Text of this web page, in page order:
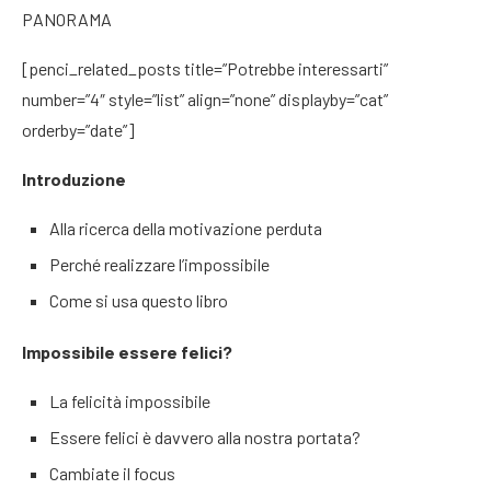
PANORAMA
[penci_related_posts title=”Potrebbe interessarti”
number=”4″ style=”list” align=”none” displayby=”cat”
orderby=”date”]
Introduzione
Alla ricerca della motivazione perduta
Perché realizzare l’impossibile
Come si usa questo libro
Impossibile essere felici?
La felicità impossibile
Essere felici è davvero alla nostra portata?
Cambiate il focus